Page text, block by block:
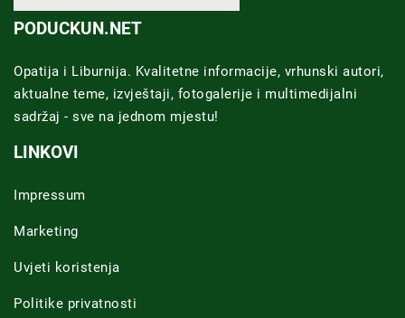
PODUCKUN.NET
Opatija i Liburnija. Kvalitetne informacije, vrhunski autori,
aktualne teme, izvještaji, fotogalerije i multimedijalni
sadržaj - sve na jednom mjestu!
LINKOVI
Impressum
Marketing
Uvjeti koristenja
Politike privatnosti